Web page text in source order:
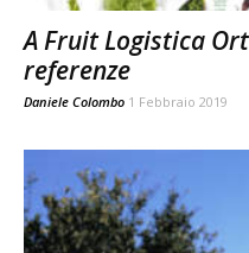
A Fruit Logistica
referenze
Daniele Colombo 1 Febbraio 2019